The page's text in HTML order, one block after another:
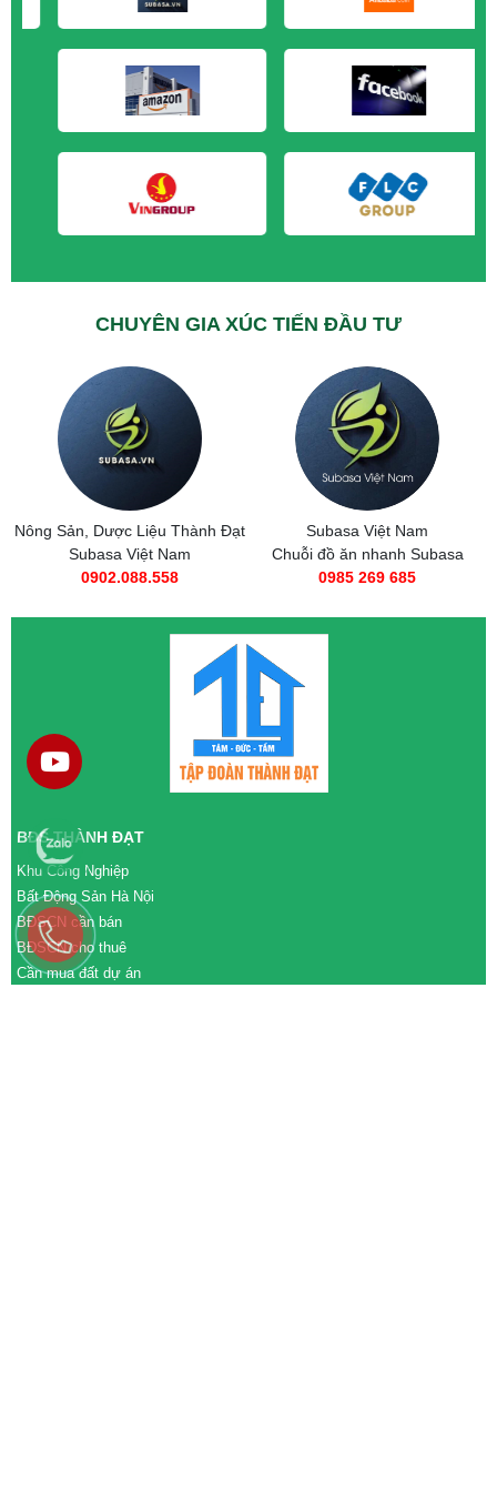
M&A CẦN MUA tại Trà Vinh
M&A CẦN MUA tại Hưng Yên
M&A CẦN MUA tại Quảng Ninh
CHUYÊN GIA XÚC TIẾN ĐẦU TƯ
Nông Sản, Dược Liệu Thành Đạt
Subasa Việt Nam
0902.088.558
Subasa Việt Nam
Chuỗi đồ ăn nhanh Subasa
0985 269 685
BĐS THÀNH ĐẠT
Khu Công Nghiệp
Bất Động Sản Hà Nội
BĐSCN cần bán
BĐSCN cho thuê
Cần mua đất dự án